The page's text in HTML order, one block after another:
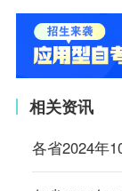
相关资讯
各省2024年